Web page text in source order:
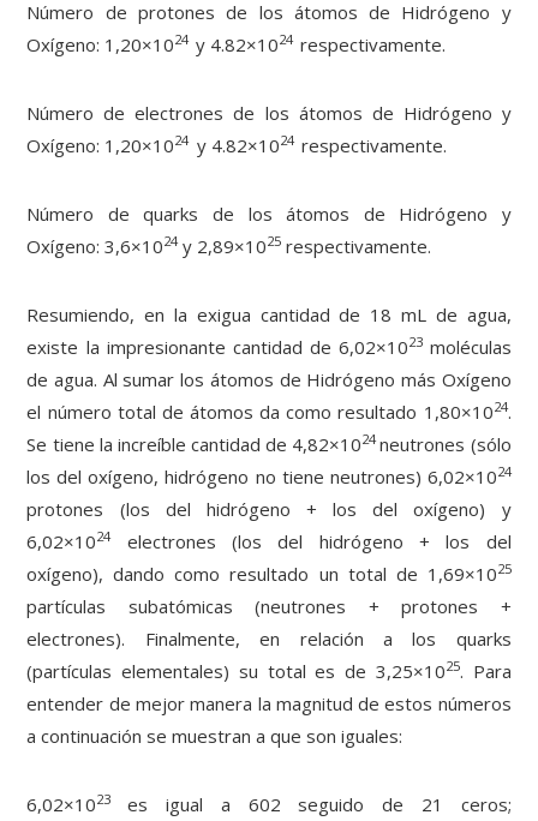
Número de protones de los átomos de Hidrógeno y
Oxígeno: 1,20×1024y 4.82×1024respectivamente.
Número de electrones de los átomos de Hidrógeno y
Oxígeno: 1,20×1024 y 4.82×1024respectivamente.
Número de quarks de los átomos de Hidrógeno y
Oxígeno: 3,6×1024y 2,89×1025 respectivamente.
Resumiendo, en la exigua cantidad de 18 mL de agua,
existe la impresionante cantidad de 6,02×1023 moléculas
de agua. Al sumar los átomos de Hidrógeno más Oxígeno
el número total de átomos da como resultado 1,80×1024.
Se tiene la increíble cantidad de 4,82×1024neutrones (sólo
los del oxígeno, hidrógeno no tiene neutrones) 6,02×1024
protones (los del hidrógeno + los del oxígeno) y
6,02×1024electrones (los del hidrógeno + los del
oxígeno), dando como resultado un total de 1,69×1025
partículas subatómicas (neutrones + protones +
electrones). Finalmente, en relación a los quarks
(partículas elementales) su total es de 3,25×1025. Para
entender de mejor manera la magnitud de estos números
a continuación se muestran a que son iguales:
6,02×1023 es igual a 602 seguido de 21 ceros;